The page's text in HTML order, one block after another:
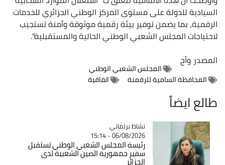
السيادية للدولة على مستوى المركز الوطني الجزائري للخدمات
الرقمية، بما يضمن توفير بيئة رقمية موثوقة وآمنة تستجيب
لاحتياجات المجلس الشعبي الوطني الحالية والمستقبلية".
المصدروأج
المجلس الشعبي الوطني
المحافظة السامية للرقمنة
اتفاقية
طالع ايضاً
Catégorie
نشاط برلماني
06/08/2026 - 15:14
رئيسة المجلس الشعبي الوطني تستقبل
سفير جمهورية الصين الشعبية لدى
الجزائر